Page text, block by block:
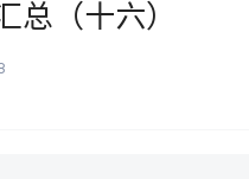
总（十六）